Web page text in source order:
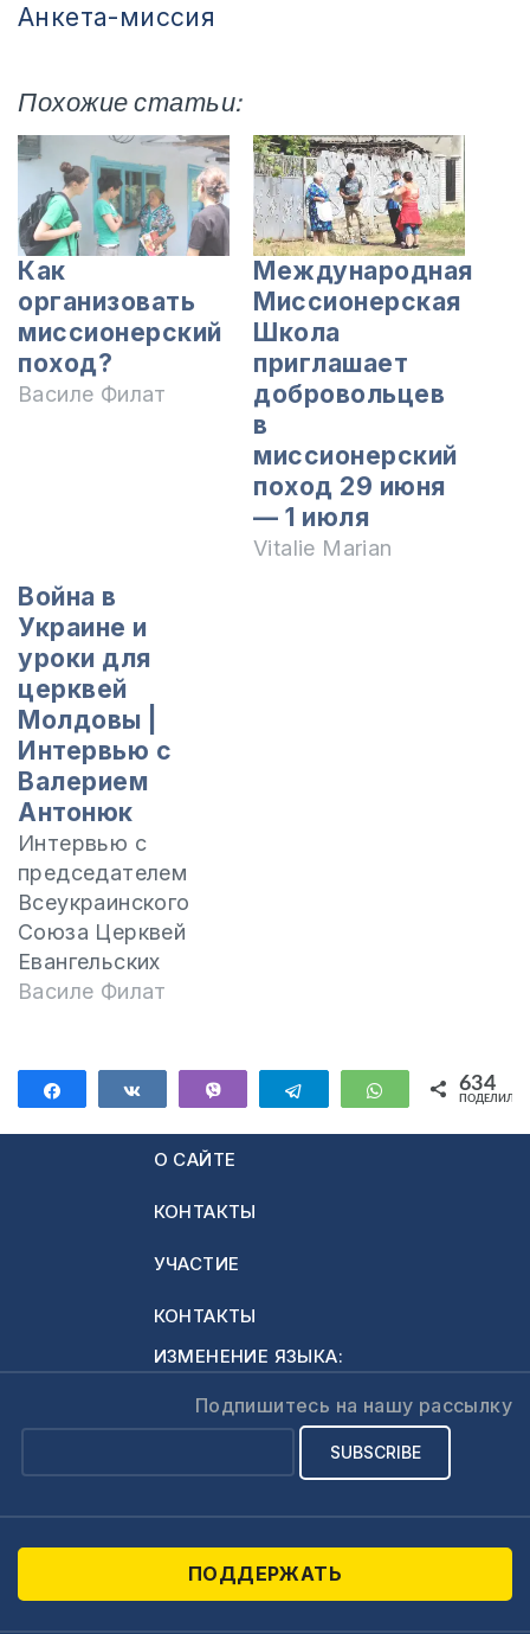
Анкета-миссия
Похожие статьи:
Как
организовать
миссионерский
поход?
Василе Филат
Международная
Миссионерская
Школа
приглашает
добровольцев
в
миссионерский
поход 29 июня
— 1 июля
Vitalie Marian
Война в
Украине и
уроки для
церквей
Молдовы |
Интервью с
Валерием
Антонюк
Интервью с
председателем
Всеукраинского
Союза Церквей
Евангельских
Христиан-
о положении
церквей в Украине,
о правильном
христианском
уроки должны
церквей Молдовы
и других стран
опастность войны.
Василе Филат
ПоделитьсяПоделиться Telegram WhatsApp
634
О САЙТЕ
КОНТАКТЫ
УЧАСТИЕ
КОНТАКТЫ
ИЗМЕНЕНИЕ ЯЗЫКА:
Подпишитесь на нашу рассылку
ПОДДЕРЖАТЬ